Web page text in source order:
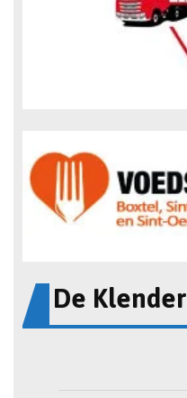
De Klender